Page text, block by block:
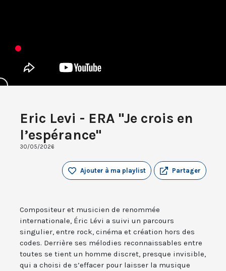
Eric Levi - ERA "Je crois en
l’espérance"
30/05/2026
Partager
Ajouter à ma playlist
Compositeur et musicien de renommée
internationale, Éric Lévi a suivi un parcours
singulier, entre rock, cinéma et création hors des
codes. Derrière ses mélodies reconnaissables entre
toutes se tient un homme discret, presque invisible,
qui a choisi de s’effacer pour laisser la musique